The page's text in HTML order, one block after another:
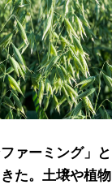
ァーミング」
た。土壌や植